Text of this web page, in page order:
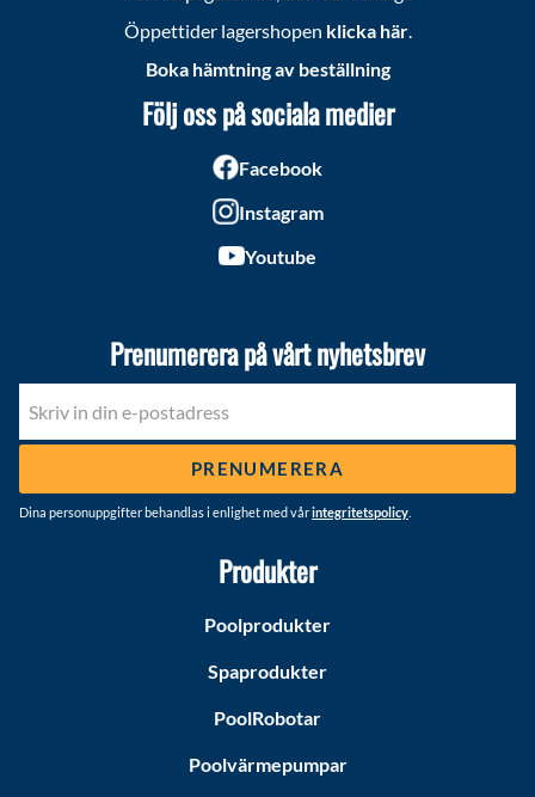
Öppettider lagershopen klicka här.
Boka hämtning av beställning
Följ oss på sociala medier
Facebook
Instagram
Youtube
Prenumerera på vårt nyhetsbrev
PRENUMERERA
Dina personuppgifter behandlas i enlighet med vårintegritetspolicy
Produkter
Poolprodukter
Spaprodukter
PoolRobotar
Poolvärmepumpar